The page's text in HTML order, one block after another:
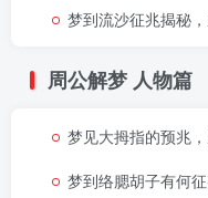
梦到流沙征兆揭秘
周公解梦 人物篇
梦见大拇指的预兆
梦到络腮胡子有何